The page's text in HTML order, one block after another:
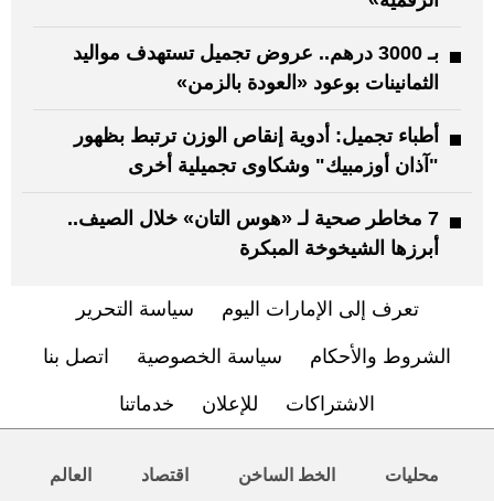
بـ 3000 درهم.. عروض تجميل تستهدف مواليد
الثمانينات بوعود «العودة بالزمن»
أطباء تجميل: أدوية إنقاص الوزن ترتبط بظهور
"آذان أوزمبيك" وشكاوى تجميلية أخرى
7 مخاطر صحية لـ «هوس التان» خلال الصيف..
أبرزها الشيخوخة المبكرة
تعرف إلى الإمارات اليوم سياسة التحرير
الشروط والأحكام سياسة الخصوصية اتصل بنا
الاشتراكات للإعلان خدماتنا
محليات الخط الساخن اقتصاد العالم